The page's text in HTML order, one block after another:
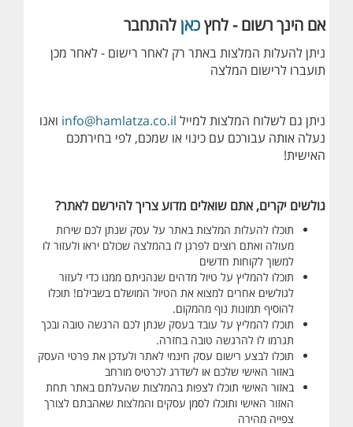
אם הינך רשום - לחץכאןלהתחבר
ניתן להעלות המלצות באתר רק לאחר רישום - לאחר מכן
תועברו לרישום המלצה
ניתן גם לשלוח המלצות למייל info@hamlatza.co.il ואנו
נעלה אותה עבורכם עם כינוי או שמכם, לפי בחירתכם
האישית!
גולשים יקרים, אתם שואלים מדוע צריך להירשם לאתר?
תוכלו להעלות המלצות באתר על עסק שנתן לכם שירות
מעולה ואתם רוצים לפרגן לו בהמלצה שכולם יראו ולעזור לו
למשוך לקוחות חדשים
תוכלו להמליץ על טיול מדהים שנהניתם ממנו כדי לעזור
לגולשים אחרים למצוא את הטיול המושלם בשבילם! תוכלו
להוסיף תמונות נוף מהמקום.
תוכלו להמליץ על עובד בעסק שנתן לכם הרגשה טובה ובכך
תגרמו לו להרגשה טובה בחזרה.
תוכלו לבצע רישום עסק חינמי לאתר ולעדכן את פרטי העסק
באזור האישי שלכם או לשדרג לכרטיס מורחב
באזור האישי תוכלו לצפות בהמלצות שהעלתם באתר תחת
האזור האישי ותוכלו לסמן עסקים והמלצות שאהבתם לצורך
צפייה מהירה